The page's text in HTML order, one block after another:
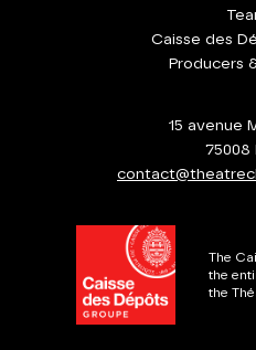
Caisse des
Producers
15 avenue
75008
The
the
the